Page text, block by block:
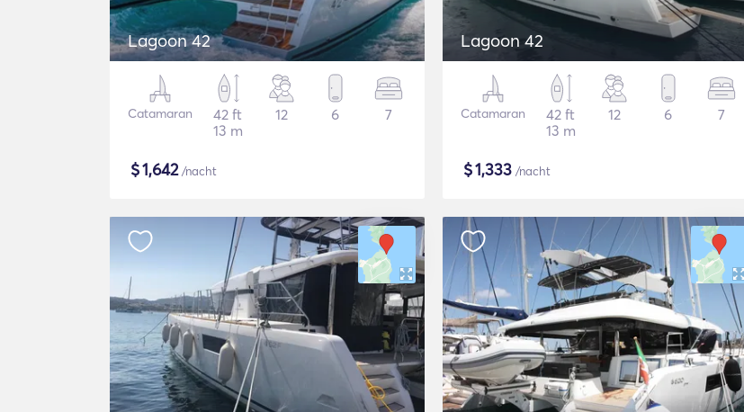
Lagoon 42
Catamaran
42 ft
13 m
12 6 7
$1,642/nacht
Lagoon 42
Catamaran
42 ft
13 m
12 6 7
$1,333 /nacht